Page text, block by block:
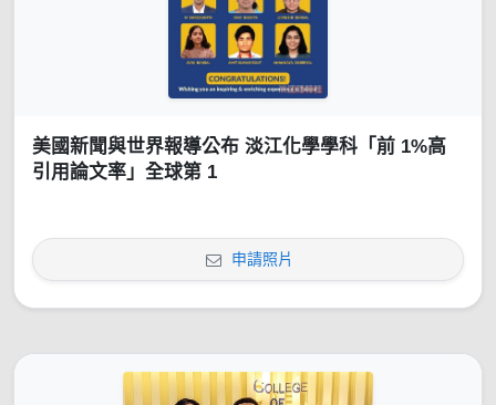
美國新聞與世界報導公布 淡江化學學科「前 1%高
引用論文率」全球第 1
申請照片